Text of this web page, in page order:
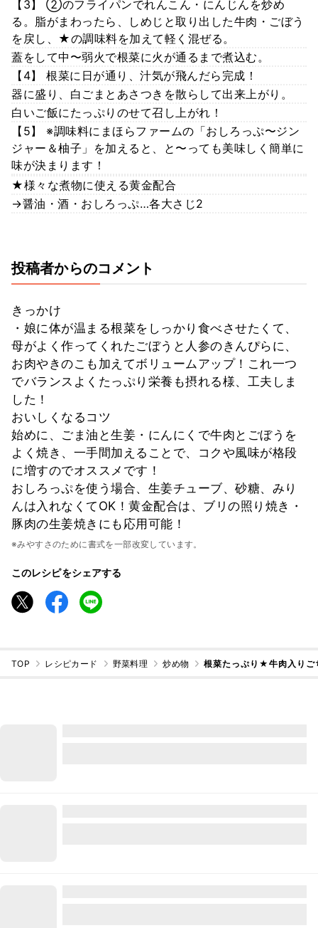
【3】 ②のフライパンでれんこん・にんじんを炒め
る。脂がまわったら、しめじと取り出した牛肉・ごぼう
を戻し、★の調味料を加えて軽く混ぜる。
蓋をして中〜弱火で根菜に火が通るまで煮込む。
【4】 根菜に日が通り、汁気が飛んだら完成！
器に盛り、白ごまとあさつきを散らして出来上がり。
白いご飯にたっぷりのせて召し上がれ！
【5】 ※調味料にまほらファームの「おしろっぷ〜ジン
ジャー＆柚子」を加えると、と〜っても美味しく簡単に
味が決まります！
★様々な煮物に使える黄金配合
→醤油・酒・おしろっぷ…各大さじ2
投稿者からのコメント
きっかけ
・娘に体が温まる根菜をしっかり食べさせたくて、
母がよく作ってくれたごぼうと人参のきんぴらに、
お肉やきのこも加えてボリュームアップ！これ一つ
でバランスよくたっぷり栄養も摂れる様、工夫しま
した！
おいしくなるコツ
始めに、ごま油と生姜・にんにくで牛肉とごぼうを
よく焼き、一手間加えることで、コクや風味が格段
に増すのでオススメです！
おしろっぷを使う場合、生姜チューブ、砂糖、みり
んは入れなくてOK！黄金配合は、ブリの照り焼き・
豚肉の生姜焼きにも応用可能！
※みやすさのために書式を一部改変しています。
このレシピをシェアする
TOP レシピカード 野菜料理 炒め物 根菜たっぷり★牛肉入りご